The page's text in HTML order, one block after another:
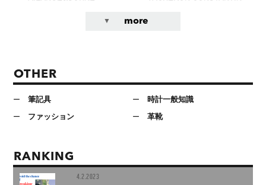
more
OTHER
筆記具
時計一般知識
ファッション
革靴
RANKING
4.2.2023